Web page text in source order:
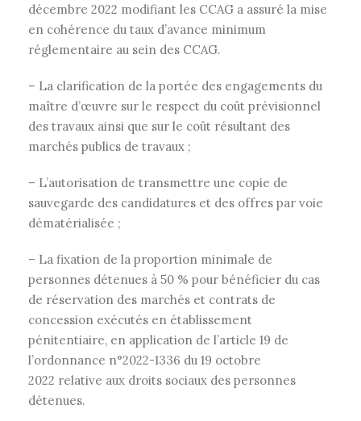
décembre 2022 modifiant les CCAG a assuré la mise
en cohérence du taux d’avance minimum
réglementaire au sein des CCAG.
– La clarification de la portée des engagements du
maître d’œuvre sur le respect du coût prévisionnel
des travaux ainsi que sur le coût résultant des
marchés publics de travaux ;
– L’autorisation de transmettre une copie de
sauvegarde des candidatures et des offres par voie
dématérialisée ;
– La fixation de la proportion minimale de
personnes détenues à 50 % pour bénéficier du cas
de réservation des marchés et contrats de
concession exécutés en établissement
pénitentiaire, en application de l’article 19 de
l’ordonnance n°2022-1336 du 19 octobre
2022 relative aux droits sociaux des personnes
détenues.